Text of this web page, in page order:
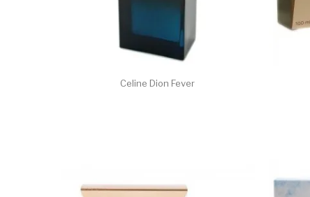
Celine Dion Fever